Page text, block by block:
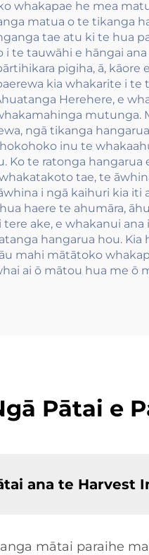
whakapae he mea
matua o te tikanga
tae atu ki te hua
te tauwāhi e hāngai
pigiha, ā,
kia whakarite i
Herehere, e
ngā tikanga
inu te
Ko te ratonga
tae, te
i ngā kaihuri kia
haere te ahumāra,
ake, e whakanui
hangarua hou.
mahi mātātoko
ai ō mātou hua me ō
Pātai e
ana te Harvest
mātai paraihe